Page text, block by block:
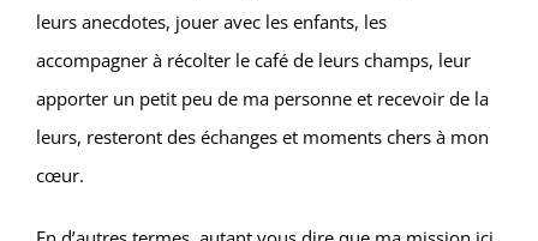
leurs anecdotes, jouer avec les enfants, les
accompagner à récolter le café de leurs champs, leur
apporter un petit peu de ma personne et recevoir de la
leurs, resteront des échanges et moments chers à mon
cœur.